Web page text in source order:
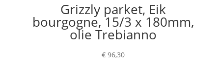
Grizzly parket, Eik
bourgogne, 15/3 x 180mm,
olie Trebianno
€ 96,30